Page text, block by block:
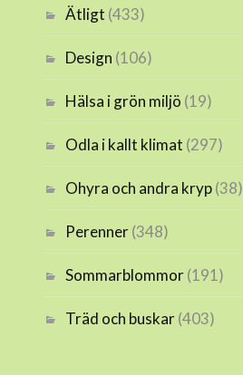
Ätligt (433)
Design (106)
Hälsa i grön miljö (19)
Odla i kallt klimat (297)
Ohyra och andra kryp(38)
Perenner(348)
Sommarblommor(191)
Träd och buskar(403)